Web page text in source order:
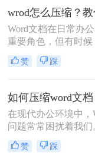
呢？本文将介绍四种
压缩方法，帮助您轻
过大的问题。
Word文档在日常办
重要角色，但有时
含大量的图片、表格
容，导致其体积过大
问题，我们需要对
缩。本文将介绍三种
法。
赞 踩
在现代办公环境中，
问题常常困扰着我
仅占用更多的存储空
传输速度慢、分享不
赞 踩